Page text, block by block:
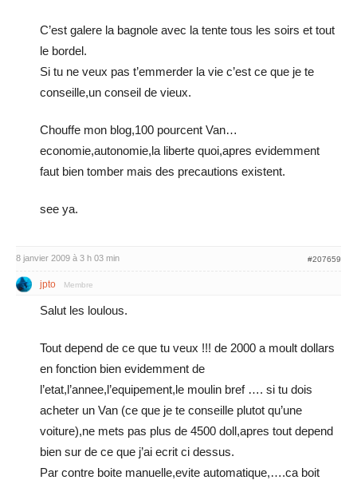
C’est galere la bagnole avec la tente tous les soirs et tout
le bordel.
Si tu ne veux pas t’emmerder la vie c’est ce que je te
conseille,un conseil de vieux.
Chouffe mon blog,100 pourcent Van…
economie,autonomie,la liberte quoi,apres evidemment
faut bien tomber mais des precautions existent.
see ya.
8 janvier 2009 à 3 h 03 min #207659
jpto Membre
Salut les loulous.
Tout depend de ce que tu veux !!! de 2000 a moult dollars
en fonction bien evidemment de
l’etat,l’annee,l’equipement,le moulin bref …. si tu dois
acheter un Van (ce que je te conseille plutot qu’une
voiture),ne mets pas plus de 4500 doll,apres tout depend
bien sur de ce que j’ai ecrit ci dessus.
Par contre boite manuelle,evite automatique,….ca boit